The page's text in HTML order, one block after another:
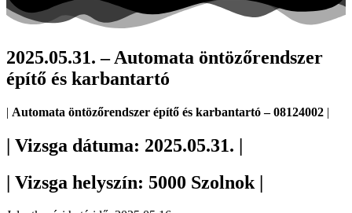
2025.05.31. – Automata öntözőrendszer
építő és karbantartó
| Automata öntözőrendszer építő és karbantartó – 08124002 |
| Vizsga dátuma: 2025.05.31. |
| Vizsga helyszín: 5000 Szolnok |